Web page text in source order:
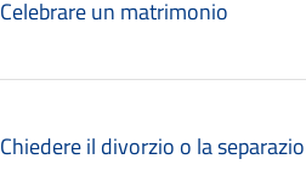
Celebrare un matrimonio
Chiedere il divorzio o la